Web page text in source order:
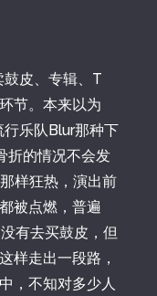
皮、专辑、T
节。本来以为
乐队Blur那种下
折的情况不会发
样狂热，演出前
被点燃，普遍
有去买鼓皮，但
样走出一段路，
，不知对多少人